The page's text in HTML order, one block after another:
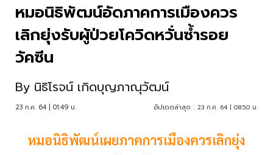
หมอนิธิพัฒน์อัดภาคการเมืองควร
เลิกยุ่งรับผู้ป่วยโควิดหวั่นซ้ำรอย
วัคซีน
By นิธิโรจน์ เกิดบุญภาณุวัฒน์
23 ก.ค. 64 | 01:49 น. อัปเดตล่าสุด : 23 ก.ค. 64 | 08:50 น.
หมอนิธิพัฒน์เผยภาคการเมืองควรเลิกยุ่ง